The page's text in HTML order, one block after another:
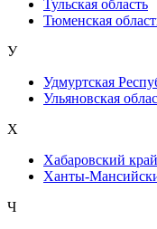
Тульская область
Тюменская
У
Удмуртская
Ульяновская
Х
Хабаровский край
Ханты-
Ч